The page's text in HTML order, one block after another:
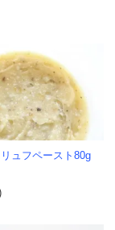
ュフペースト80g